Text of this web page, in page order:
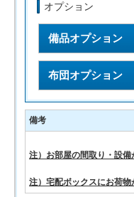
オプション
備品オプション
布団オプション
備考
注）お部屋の間取り・設
注）宅配ボックスにお荷